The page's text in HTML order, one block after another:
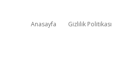
Anasayfa Gizlilik Politikası